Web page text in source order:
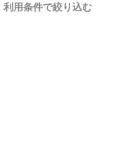
利用条件で絞り込む